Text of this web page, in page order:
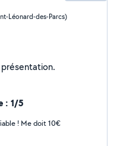
Léonard-des-Parcs)
Je n'ai pas encore renseigné ma présentation.
: 1/5
! Me doit 10€